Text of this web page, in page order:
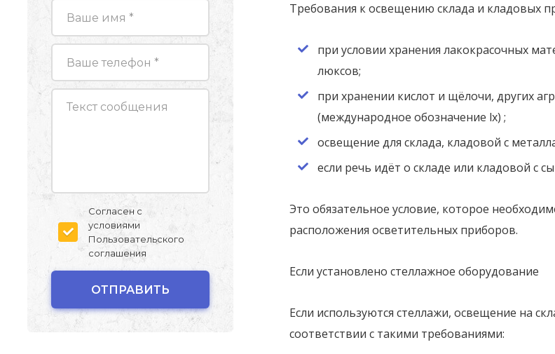
Требования к освещению склада и кладовых
при условии хранения лакокрасочных
люксов;
при хранении кислот и щёлочи, других
(международное обозначение lx) ;
освещение для склада, кладовой с
если речь идёт о складе или кладовой с
Это обязательное условие, которое
расположения осветительных приборов.
Если установлено стеллажное оборудование
Если используются стеллажи, освещение на
соответствии с такими требованиями:
Согласен с
условиями
Пользовательского
соглашения